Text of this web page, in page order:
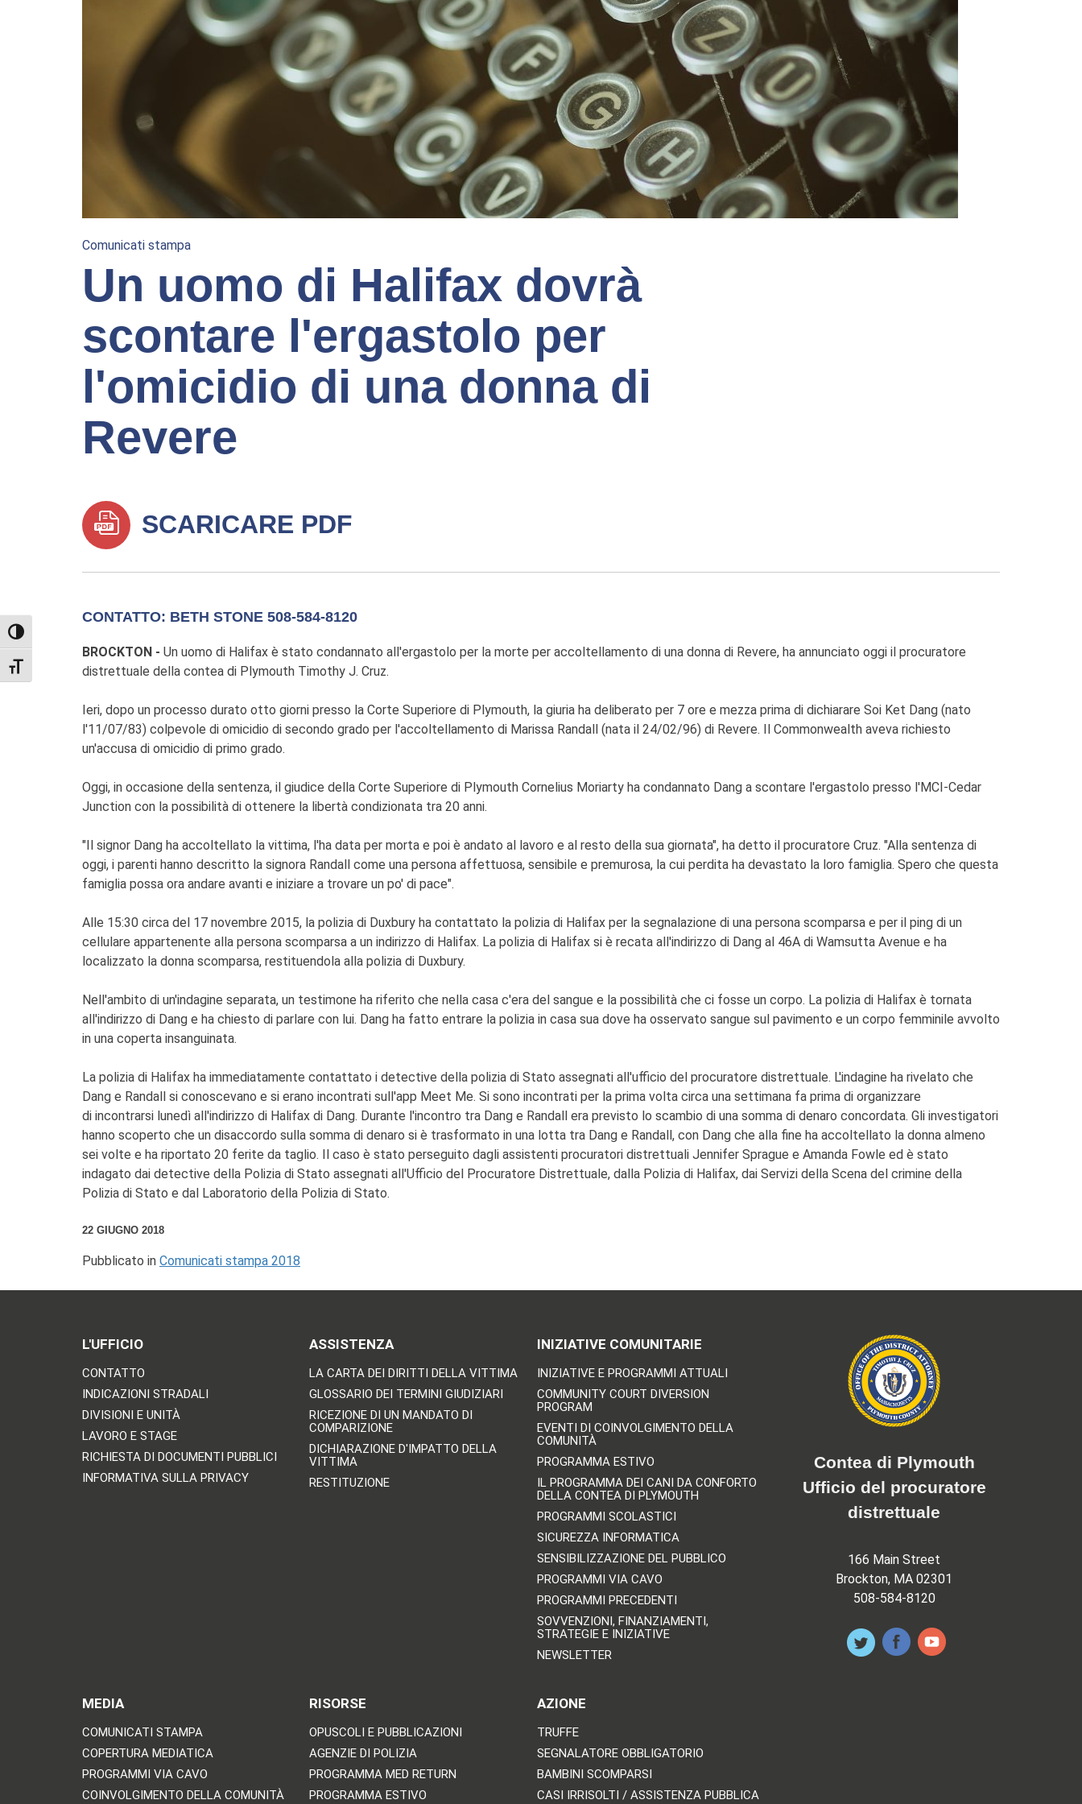
TOGGLE HIGH CONTRAST
TOGGLE FONT SIZE
Comunicati stampa
Un uomo di Halifax dovrà
scontare l'ergastolo per
l'omicidio di una donna di
Revere
SCARICARE PDF
CONTATTO: BETH STONE 508-584-8120
BROCKTON - Un uomo di Halifax è stato condannato all'ergastolo per la morte per accoltellamento di una donna di Revere, ha annunciato oggi il procuratore
distrettuale della contea di Plymouth Timothy J. Cruz.
Ieri, dopo un processo durato otto giorni presso la Corte Superiore di Plymouth, la giuria ha deliberato per 7 ore e mezza prima di dichiarare Soi Ket Dang (nato
l'11/07/83) colpevole di omicidio di secondo grado per l'accoltellamento di Marissa Randall (nata il 24/02/96) di Revere. Il Commonwealth aveva richiesto
un'accusa di omicidio di primo grado.
Oggi, in occasione della sentenza, il giudice della Corte Superiore di Plymouth Cornelius Moriarty ha condannato Dang a scontare l'ergastolo presso l'MCI-Cedar
Junction con la possibilità di ottenere la libertà condizionata tra 20 anni.
"Il signor Dang ha accoltellato la vittima, l'ha data per morta e poi è andato al lavoro e al resto della sua giornata", ha detto il procuratore Cruz. "Alla sentenza di
oggi, i parenti hanno descritto la signora Randall come una persona affettuosa, sensibile e premurosa, la cui perdita ha devastato la loro famiglia. Spero che questa
famiglia possa ora andare avanti e iniziare a trovare un po' di pace".
Alle 15:30 circa del 17 novembre 2015, la polizia di Duxbury ha contattato la polizia di Halifax per la segnalazione di una persona scomparsa e per il ping di un
cellulare appartenente alla persona scomparsa a un indirizzo di Halifax. La polizia di Halifax si è recata all'indirizzo di Dang al 46A di Wamsutta Avenue e ha
localizzato la donna scomparsa, restituendola alla polizia di Duxbury.
Nell'ambito di un'indagine separata, un testimone ha riferito che nella casa c'era del sangue e la possibilità che ci fosse un corpo. La polizia di Halifax è tornata
all'indirizzo di Dang e ha chiesto di parlare con lui. Dang ha fatto entrare la polizia in casa sua dove ha osservato sangue sul pavimento e un corpo femminile avvolto
in una coperta insanguinata.
La polizia di Halifax ha immediatamente contattato i detective della polizia di Stato assegnati all'ufficio del procuratore distrettuale. L'indagine ha rivelato che
Dang e Randall si conoscevano e si erano incontrati sull'app Meet Me. Si sono incontrati per la prima volta circa una settimana fa prima di organizzare
di incontrarsi lunedì all'indirizzo di Halifax di Dang. Durante l'incontro tra Dang e Randall era previsto lo scambio di una somma di denaro concordata. Gli investigatori
hanno scoperto che un disaccordo sulla somma di denaro si è trasformato in una lotta tra Dang e Randall, con Dang che alla fine ha accoltellato la donna almeno
sei volte e ha riportato 20 ferite da taglio. Il caso è stato perseguito dagli assistenti procuratori distrettuali Jennifer Sprague e Amanda Fowle ed è stato
indagato dai detective della Polizia di Stato assegnati all'Ufficio del Procuratore Distrettuale, dalla Polizia di Halifax, dai Servizi della Scena del crimine della
Polizia di Stato e dal Laboratorio della Polizia di Stato.
22 GIUGNO 2018
Pubblicato in Comunicati stampa 2018
L'UFFICIO
CONTATTO
INDICAZIONI STRADALI
DIVISIONI E UNITÀ
LAVORO E STAGE
RICHIESTA DI DOCUMENTI PUBBLICI
INFORMATIVA SULLA PRIVACY
ASSISTENZA
LA CARTA DEI DIRITTI DELLA VITTIMA
GLOSSARIO DEI TERMINI GIUDIZIARI
RICEZIONE DI UN MANDATO DI
COMPARIZIONE
DICHIARAZIONE D'IMPATTO DELLA
VITTIMA
RESTITUZIONE
INIZIATIVE COMUNITARIE
INIZIATIVE E PROGRAMMI ATTUALI
COMMUNITY COURT DIVERSION
PROGRAM
EVENTI DI COINVOLGIMENTO DELLA
COMUNITÀ
PROGRAMMA ESTIVO
IL PROGRAMMA DEI CANI DA CONFORTO
DELLA CONTEA DI PLYMOUTH
PROGRAMMI SCOLASTICI
SICUREZZA INFORMATICA
SENSIBILIZZAZIONE DEL PUBBLICO
PROGRAMMI VIA CAVO
PROGRAMMI PRECEDENTI
SOVVENZIONI, FINANZIAMENTI,
STRATEGIE E INIZIATIVE
NEWSLETTER
MEDIA
COMUNICATI STAMPA
COPERTURA MEDIATICA
PROGRAMMI VIA CAVO
COINVOLGIMENTO DELLA COMUNITÀ
RISORSE
OPUSCOLI E PUBBLICAZIONI
AGENZIE DI POLIZIA
PROGRAMMA MED RETURN
PROGRAMMA ESTIVO
AZIONE
TRUFFE
SEGNALATORE OBBLIGATORIO
BAMBINI SCOMPARSI
CASI IRRISOLTI / ASSISTENZA PUBBLICA
Contea di Plymouth
Ufficio del procuratore
distrettuale
166 Main Street
Brockton, MA 02301
508-584-8120